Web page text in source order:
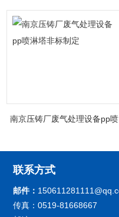
南京压铸厂废气处理设备pp喷
联系方式
邮件：
传真：0519-81668667